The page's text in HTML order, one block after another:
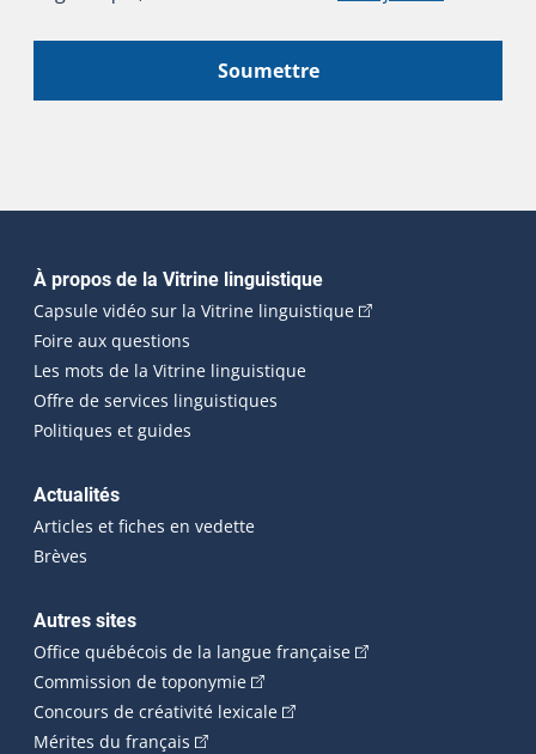
Soumettre
Navigation principale
À propos de la Vitrine linguistique
Capsule vidéo sur la Vitrine linguistique(Cet hyperlien
Foire aux questions
Les mots de la Vitrine linguistique
Offre de services linguistiques
Politiques et guides
Actualités
Articles et fiches en vedette
Brèves
Autres sites
Office québécois de la langue française(Cet hyperlien
Commission de toponymie(Cet hyperlien externe s'ouvrira
Concours de créativité lexicale(Cet hyperlien externe
Mérites du français (Cet hyperlien externe s'ouvrira dans une